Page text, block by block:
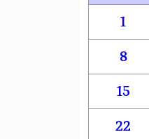
1
8
15
22